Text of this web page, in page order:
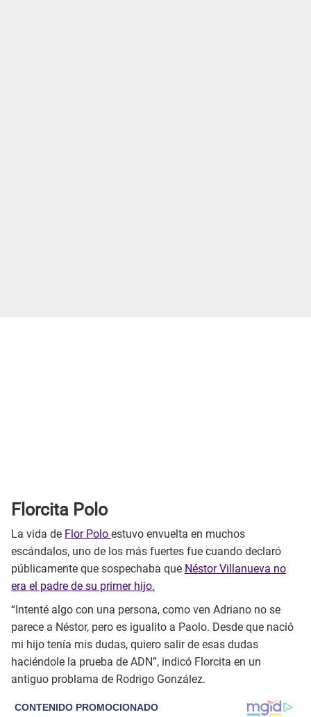
Florcita Polo
La vida de Flor Polo estuvo envuelta en muchos
escándalos, uno de los más fuertes fue cuando declaró
públicamente que sospechaba que Néstor Villanueva no
era el padre de su primer hijo.
“Intenté algo con una persona, como ven Adriano no se
parece a Néstor, pero es igualito a Paolo. Desde que nació
mi hijo tenía mis dudas, quiero salir de esas dudas
haciéndole la prueba de ADN”, indicó Florcita en un
antiguo problama de Rodrigo González.